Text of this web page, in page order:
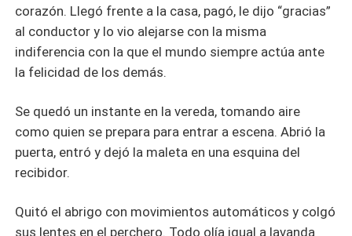
corazón. Llegó frente a la casa, pagó, le dijo “gracias”
al conductor y lo vio alejarse con la misma
indiferencia con la que el mundo siempre actúa ante
la felicidad de los demás.
Se quedó un instante en la vereda, tomando aire
como quien se prepara para entrar a escena. Abrió la
puerta, entró y dejó la maleta en una esquina del
recibidor.
Quitó el abrigo con movimientos automáticos y colgó
sus lentes en el perchero. Todo olía igual a lavanda